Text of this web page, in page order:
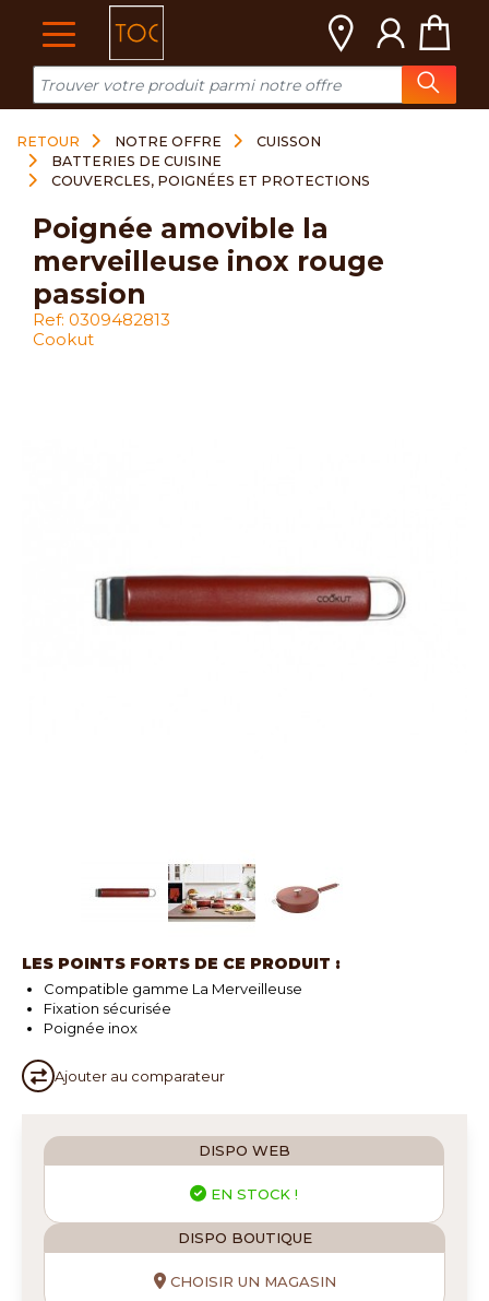
RETOUR NOTRE OFFRE
CUISSON
BATTERIES DE CUISINE
COUVERCLES, POIGNÉES ET PROTECTIONS
LES POINTS FORTS DE CE PRODUIT :
Compatible gamme La Merveilleuse
Fixation sécurisée
Poignée inox
Ajouter au comparateur
poignée amovible la
merveilleuse inox rouge
passion
Ref: 0309482813
Cookut
DISPO WEB
EN STOCK !
DISPO BOUTIQUE
CHOISIR UN MAGASIN
Cookies management panel